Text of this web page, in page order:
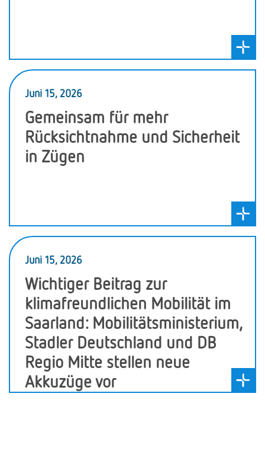
Juni 15, 2026
Gemeinsam für mehr
Rücksichtnahme und Sicherheit
in Zügen
Juni 15, 2026
Wichtiger Beitrag zur
klimafreundlichen Mobilität im
Saarland: Mobilitätsministerium,
Stadler Deutschland und DB
Regio Mitte stellen neue
Akkuzüge vor